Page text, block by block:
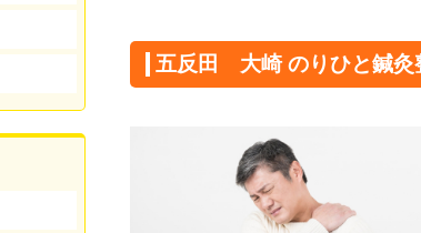
五反田 大崎 のりひと鍼灸